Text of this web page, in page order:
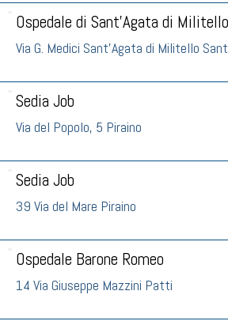
Ospedale di Sant'Agata di Militello
Via G. Medici Sant'Agata di Militello
Sedia Job
Via del Popolo, 5 Piraino
Sedia Job
39 Via del Mare Piraino
Ospedale Barone Romeo
14 Via Giuseppe Mazzini Patti